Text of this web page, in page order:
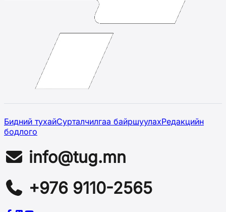
Бидний тухайСурталчилгаа байршуулахРедакцийн
бодлого
info@tug.mn
+976 9110-2565